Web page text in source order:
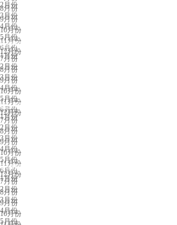
8月份
9月份
10月份
11月份
12月份
2月份
3月份
4月份
5月份
6月份
7月份
8月份
9月份
10月份
11月份
12月份
拉萨展会排期
1月份
2月份
3月份
4月份
5月份
6月份
7月份
8月份
9月份
10月份
11月份
12月份
唐山展会排期
1月份
2月份
3月份
4月份
5月份
6月份
7月份
8月份
9月份
10月份
香港展会排期
1月份
2月份
3月份
4月份
5月份